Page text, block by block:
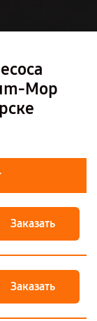
Mop
Заказать
Заказать